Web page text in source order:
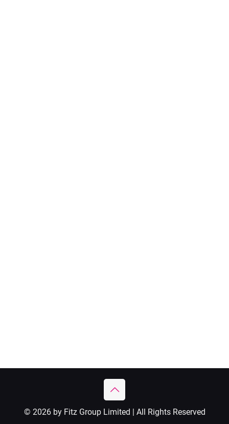
© 2026 by Fitz Group Limited | All Rights Reserved